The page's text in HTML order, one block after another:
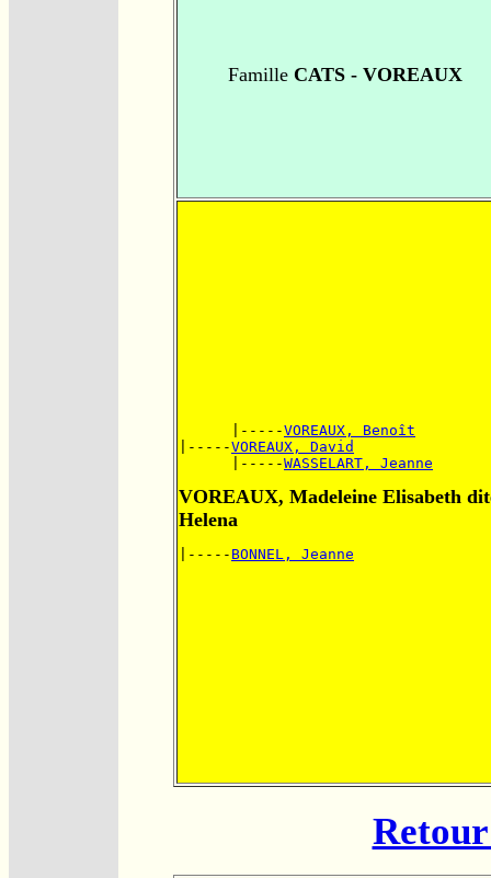
FamilleCATS - VOREAUX
      |-----
VOREAUX, Benoît
|-----VOREAUX, David
      |-----
WASSELART, Jeanne
VOREAUX, Madeleine Elisabeth
Helena
|----- BONNEL, Jeanne